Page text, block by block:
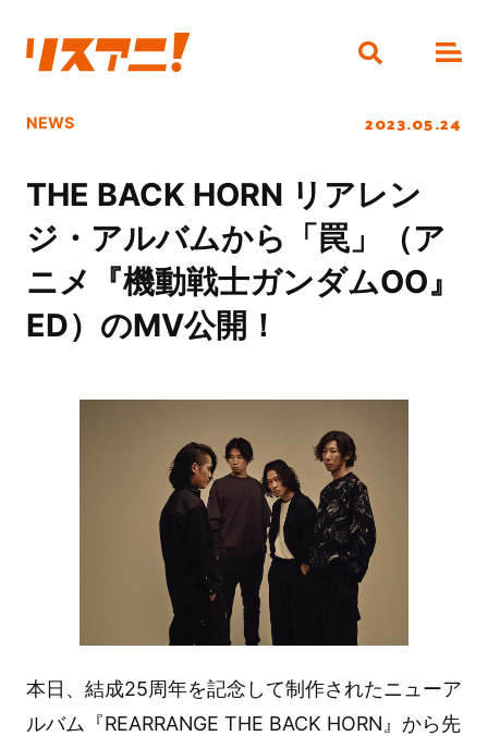
NEWS 2023.05.24
THE BACK HORN リアレン
ジ・アルバムから「罠」（ア
ニメ『機動戦士ガンダムOO』
ED）のMV公開！
本日、結成25周年を記念して制作されたニューア
ルバム『REARRANGE THE BACK HORN』から先